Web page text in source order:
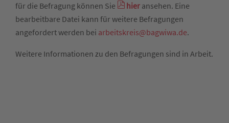
für die Befragung können Sie
hier ansehen. Eine
bearbeitbare Datei kann für weitere Befragungen
angefordert werden bei arbeitskreis@bagwiwa.de.
Weitere Informationen zu den Befragungen sind in Arbeit.